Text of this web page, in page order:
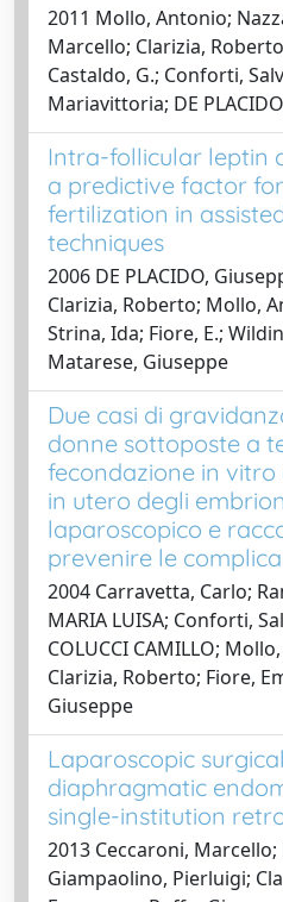
2011 Mollo, Antonio;
Marcello; Clarizia,
Castaldo, G.; Conforti,
Mariavittoria; DE
Intra-follicular leptin
a predictive factor
fertilization in
techniques
2006 DE PLACIDO,
Clarizia, Roberto; Mollo,
Strina, Ida; Fiore, E.;
Matarese, Giuseppe
Due casi di
donne sottoposte a
fecondazione in
in utero degli
laparoscopico e
prevenire le
2004 Carravetta, Carlo;
MARIA LUISA; Conforti,
COLUCCI CAMILLO;
Clarizia, Roberto; Fiore,
Giuseppe
Laparoscopic
diaphragmatic
single-institution
2013 Ceccaroni,
Giampaolino, Pierluigi;